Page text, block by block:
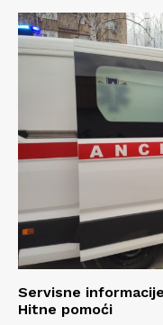
Servisne
Hitne pomoći